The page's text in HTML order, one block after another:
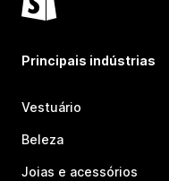
Principais indústrias
Vestuário
Beleza
Joias e acessórios